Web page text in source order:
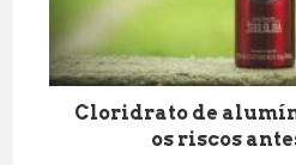
Cloridrato de
os riscos